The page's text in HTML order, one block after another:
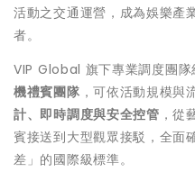
活動之交通運營，成為娛樂產
者。
VIP Global 旗下專業調度團
機禮賓團隊 ，可依活動規模與
計、即時調度與安全控管 ，從
賓接送到大型觀眾接駁，全面
差」的國際級標準。